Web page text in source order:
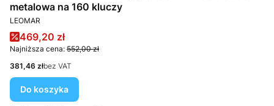
metalowa na 160 kluczy
PRODUCENT
LEOMAR
Cena promocyjna
469,20 zł
Najniższa cena: 552,00 zł
Cena
381,46 złbez VAT
Do koszyka